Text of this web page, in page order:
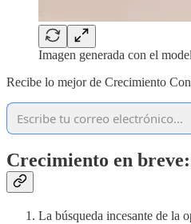
Imagen generada con el
Recibe lo mejor de Crecimiento
Crecimiento en breve:
La búsqueda incesante de la